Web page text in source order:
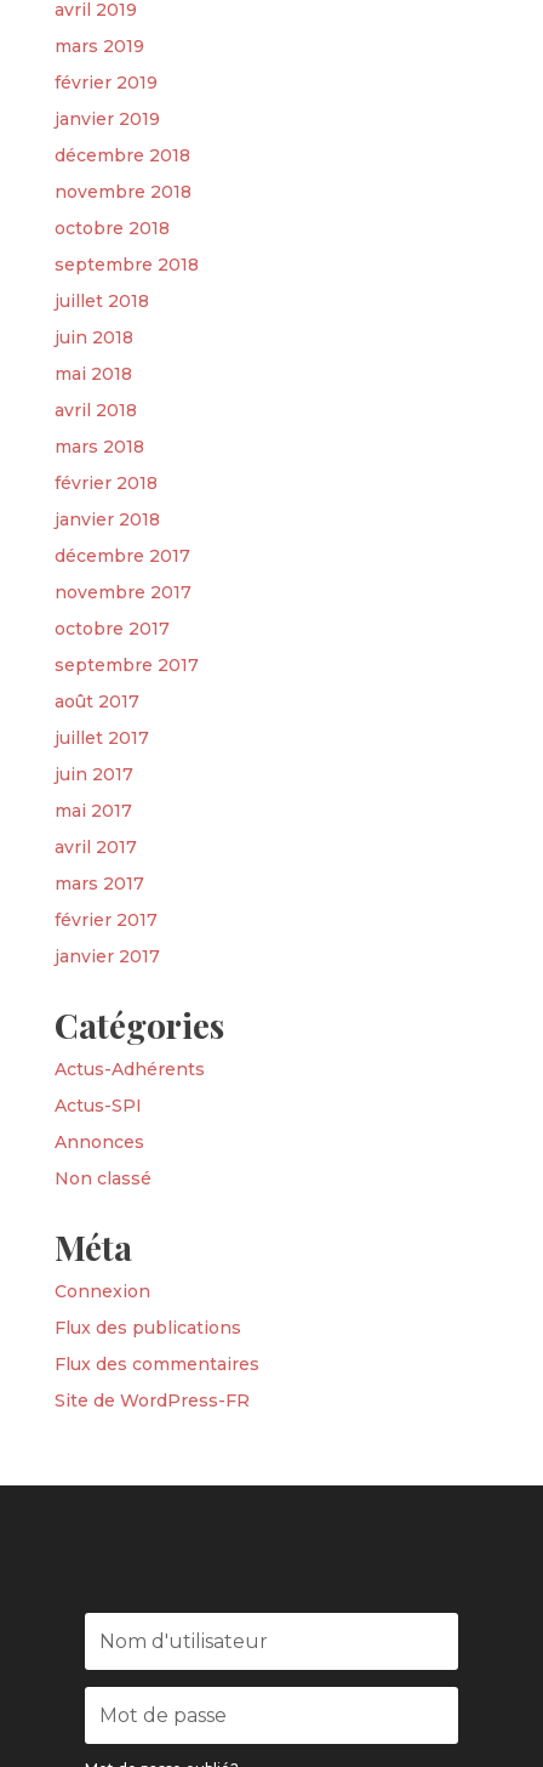
avril 2019
mars 2019
février 2019
janvier 2019
décembre 2018
novembre 2018
octobre 2018
septembre 2018
juillet 2018
juin 2018
mai 2018
avril 2018
mars 2018
février 2018
janvier 2018
décembre 2017
novembre 2017
octobre 2017
septembre 2017
août 2017
juillet 2017
juin 2017
mai 2017
avril 2017
mars 2017
février 2017
janvier 2017
Catégories
Actus-Adhérents
Actus-SPI
Annonces
Non classé
Méta
Connexion
Flux des publications
Flux des commentaires
Site de WordPress-FR